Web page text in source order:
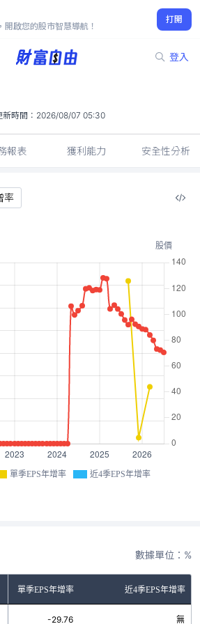
開啟您的股市智慧導航！
打開
登入
69.90
0%
時間： 2026/08/07 05:30
報表 獲利能力 安全性分析
率
單季EPS年增率 近4季EPS年增率
數據單位：%
單季EPS年增率 近4季EPS年增率
-29.76 無